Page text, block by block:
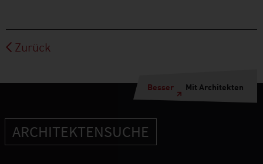
Zurück
Besser Mit Architekten
ARCHITEKTENSUCHE